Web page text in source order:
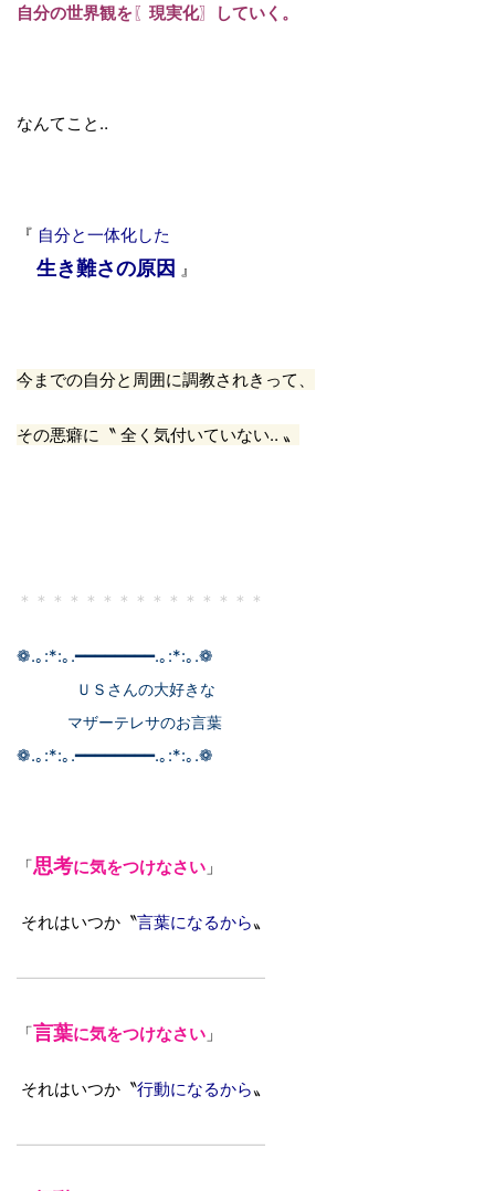
自分の世界観を〖 現実化〗 していく。
なんてこと‥
『 自分と一体化した
生き難さの原因 』
今までの自分と周囲に調教されきって、
その悪癖に〝 全く気付いていない‥ 〟
＊＊＊＊＊＊＊＊＊＊＊＊＊＊＊
❁.｡:*:｡.━━━━━━━━.｡:*:｡.❁
ＵＳさんの大好きな
マザーテレサのお言葉
❁.｡:*:｡.━━━━━━━━.｡:*:｡.❁
「思考に気をつけなさい 」
それはいつか〝言葉になるから〟
———————————————
「言葉に気をつけなさい 」
それはいつか〝行動になるから〟
———————————————